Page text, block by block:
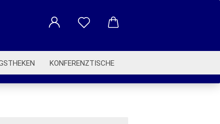
KONFERENZTISCHE
BETRIEBSAUSSTATTUNG